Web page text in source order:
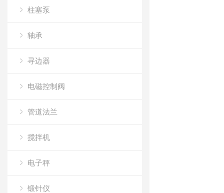
柱塞泵
轴承
寻边器
电磁控制阀
管道法兰
搅拌机
电子秤
锻针仪